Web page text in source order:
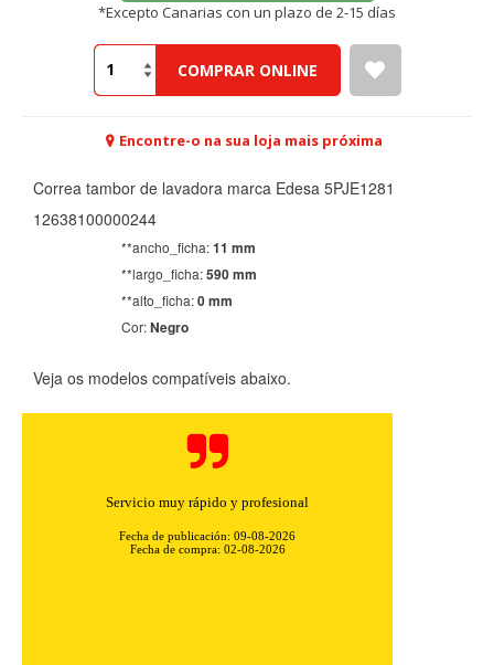
*Excepto Canarias con un plazo de 2-15 días
COMPRAR ONLINE
Encontre-o na sua loja mais próxima
Correa tambor de lavadora marca Edesa 5PJE1281
12638100000244
**ancho_ficha:11 mm
**largo_ficha:590 mm
**alto_ficha:0 mm
Cor:Negro
Veja os modelos compatíveis abaixo.
Servicio muy rápido y profesional
Fecha de publicación: 09-08-2026
Fecha de compra: 02-08-2026